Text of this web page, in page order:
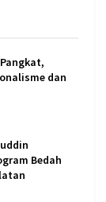
dan
Bedah